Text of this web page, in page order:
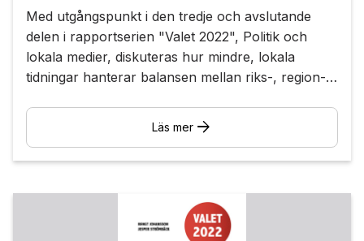
Med utgångspunkt i den tredje och avslutande
delen i rapportserien "Valet 2022", Politik och
lokala medier, diskuteras hur mindre, lokala
tidningar hanterar balansen mellan riks-, region-
Läs merarrow_forward